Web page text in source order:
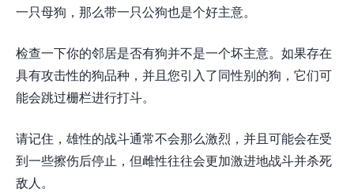
一只母狗，那么带一只公狗也是个好主意。
检查一下你的邻居是否有狗并不是一个坏主意。如果存在
具有攻击性的狗品种，并且您引入了同性别的狗，它们可
能会跳过栅栏进行打斗。
请记住，雄性的战斗通常不会那么激烈，并且可能会在受
到一些擦伤后停止，但雌性往往会更加激进地战斗并杀死
敌人。